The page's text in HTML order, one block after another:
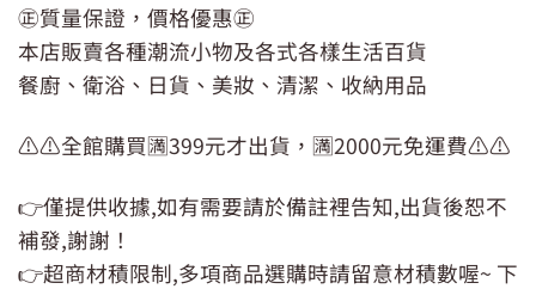
㊣質量保證，價格優惠㊣
本店販賣各種潮流小物及各式各樣生活百貨
餐廚、衛浴、日貨、美妝、清潔、收納用品
⚠️⚠️全館購買🈵399元才出貨，🈵2000元免運費⚠️⚠️
👉僅提供收據,如有需要請於備註裡告知,出貨後恕不
補發,謝謝！
👉超商材積限制,多項商品選購時請留意材積數喔~ 下